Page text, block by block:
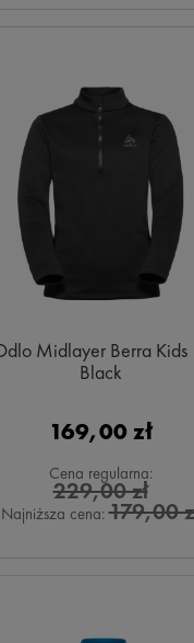
Midlayer Berra
Black
169,00 zł
Cena regularna:
229,00 zł
Najniższa cena:179,00